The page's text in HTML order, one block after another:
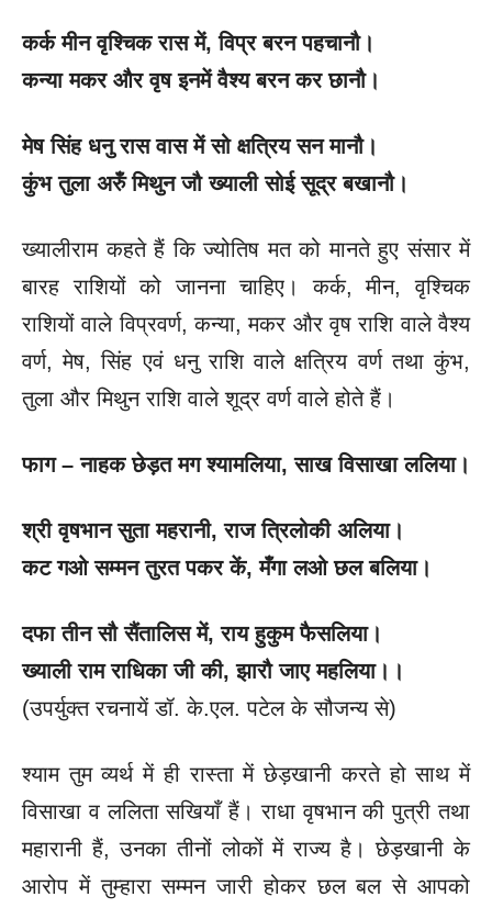
कर्क मीन वृश्चिक रास में, विप्र बरन पहचानौ।
कन्या मकर और वृष इनमें वैश्य बरन कर छानौ।
मेष सिंह धनु रास वास में सो क्षत्रिय सन मानौ।
कुंभ तुला अरुँ मिथुन जौ ख्याली सोई सूद्र बखानौ।
ख्यालीराम कहते हैं कि ज्योतिष मत को मानते हुए संसार में
बारह राशियों को जानना चाहिए। कर्क, मीन, वृश्चिक
राशियों वाले विप्रवर्ण, कन्या, मकर और वृष राशि वाले वैश्य
वर्ण, मेष, सिंह एवं धनु राशि वाले क्षत्रिय वर्ण तथा कुंभ,
तुला और मिथुन राशि वाले शूद्र वर्ण वाले होते हैं।
फाग – नाहक छेड़त मग श्यामलिया, साख विसाखा ललिया।
श्री वृषभान सुता महरानी, राज त्रिलोकी अलिया।
कट गओ सम्मन तुरत पकर कें, मँगा लओ छल बलिया।
दफा तीन सौ सैंतालिस में, राय हुकुम फैसलिया।
ख्याली राम राधिका जी की, झारौ जाए महलिया।।
(उपर्युक्त रचनायें डॉ. के.एल. पटेल के सौजन्य से)
श्याम तुम व्यर्थ में ही रास्ता में छेड़खानी करते हो साथ में
विसाखा व ललिता सखियाँ हैं। राधा वृषभान की पुत्री तथा
महारानी हैं, उनका तीनों लोकों में राज्य है। छेड़खानी के
आरोप में तुम्हारा सम्मन जारी होकर छल बल से आपको